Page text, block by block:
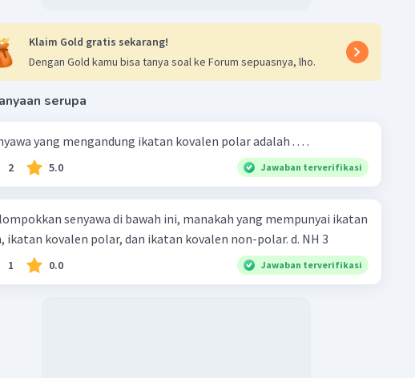
Klaim Gold gratis sekarang!
Dengan Gold kamu bisa tanya soal ke Forum sepuasnya, lho.
serupa
yang mengandung ikatan kovalen polar adalah . . . .
2 5.0 Jawaban terverifikasi
senyawa di bawah ini, manakah yang mempunyai ikatan
ion, ikatan kovalen polar, dan ikatan kovalen non-polar. d. NH 3 ​
1 0.0 Jawaban terverifikasi